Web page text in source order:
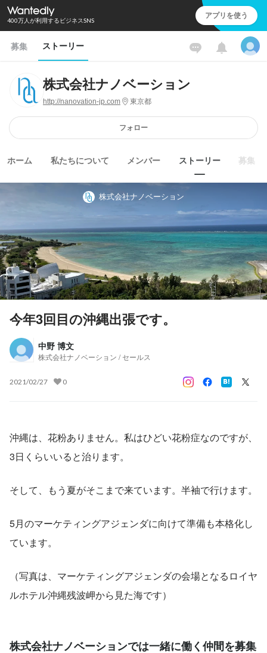
400万人が利用するビジネスSNS アプリを使う
募集 ストーリー
株式会社ナノベーション
http://nanovation-jp.com 東京都
フォロー
ホーム 私たちについて メンバー ストーリー 募集
株式会社ナノベーション
今年3回目の沖縄出張です。
中野 博文
株式会社ナノベーション / セールス
2021/02/27 0
沖縄は、花粉ありません。私はひどい花粉症なのですが、
3日くらいいると治ります。
そして、もう夏がそこまで来ています。半袖で行けます。
5月のマーケティングアジェンダに向けて準備も本格化し
ています。
（写真は、マーケティングアジェンダの会場となるロイヤ
ルホテル沖縄残波岬から見た海です）
株式会社ナノベーションでは一緒に働く仲間を募集